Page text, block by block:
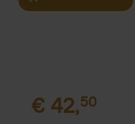
€ 42,50